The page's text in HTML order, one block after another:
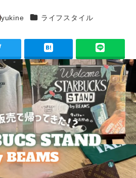
yukine カテゴリー
ライフスタイル